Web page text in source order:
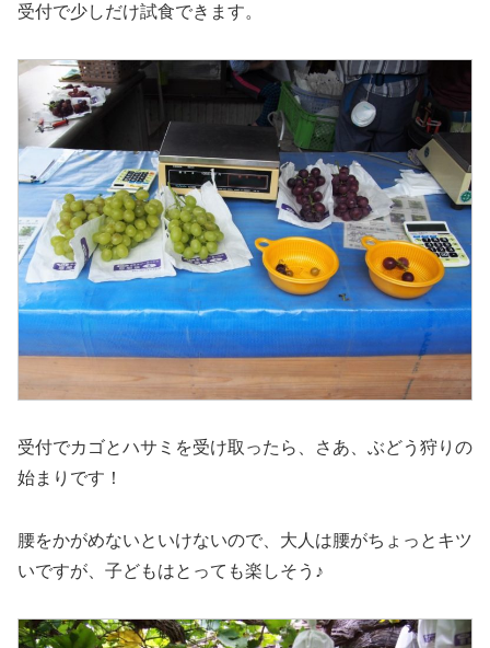
受付で少しだけ試食できます。
受付でカゴとハサミを受け取ったら、さあ、ぶどう狩りの
始まりです！
腰をかがめないといけないので、大人は腰がちょっとキツ
いですが、子どもはとっても楽しそう♪